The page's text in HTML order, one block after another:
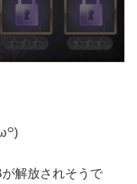
解放されそうで